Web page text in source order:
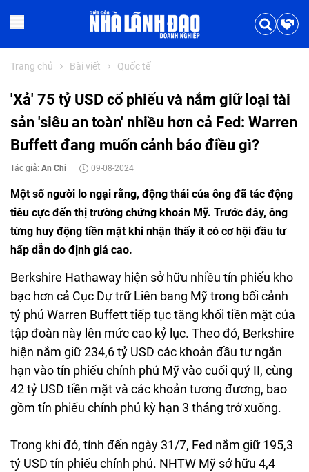
Trang chủ Bài viết Quốc tế
'Xả' 75 tỷ USD cổ phiếu và nắm giữ loại tài
sản 'siêu an toàn' nhiều hơn cả Fed: Warren
Buffett đang muốn cảnh báo điều gì?
Tác giả: An Chi 09-08-2024
Một số người lo ngại rằng, động thái của ông đã tác động
tiêu cực đến thị trường chứng khoán Mỹ. Trước đây, ông
từng huy động tiền mặt khi nhận thấy ít có cơ hội đầu tư
hấp dẫn do định giá cao.
Berkshire Hathaway hiện sở hữu nhiều tín phiếu kho
bạc hơn cả Cục Dự trữ Liên bang Mỹ trong bối cảnh
tỷ phú Warren Buffett tiếp tục tăng khối tiền mặt của
tập đoàn này lên mức cao kỷ lục. Theo đó, Berkshire
hiện nắm giữ 234,6 tỷ USD các khoản đầu tư ngắn
hạn vào tín phiếu chính phủ Mỹ vào cuối quý II, cùng
42 tỷ USD tiền mặt và các khoản tương đương, bao
gồm tín phiếu chính phủ kỳ hạn 3 tháng trở xuống.
Trong khi đó, tính đến ngày 31/7, Fed nắm giữ 195,3
tỷ USD tín phiếu chính phủ. NHTW Mỹ sở hữu 4,4